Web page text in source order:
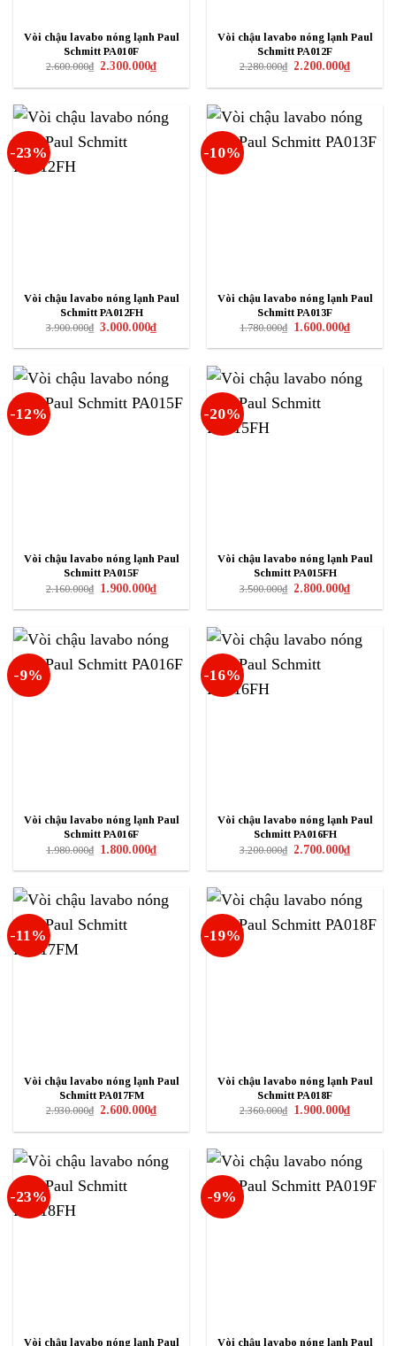
Vòi chậu lavabo nóng lạnh Paul
Schmitt PA010F
2.600.000₫ Giá
là:
2.300.000₫Giá
hiện
tại
Vòi chậu lavabo nóng lạnh Paul
Schmitt PA012F
2.280.000₫ Giá
là:
2.200.000₫Giá
hiện
tại
-23%
Vòi chậu lavabo nóng lạnh Paul
Schmitt PA012FH
3.900.000₫ Giá
là:
3.000.000₫Giá
hiện
tại
-10%
Vòi chậu lavabo nóng lạnh Paul
Schmitt PA013F
1.780.000₫ Giá
là:
1.600.000₫Giá
hiện
tại
-12%
Vòi chậu lavabo nóng lạnh Paul
Schmitt PA015F
2.160.000₫ Giá
là:
1.900.000₫Giá
hiện
tại
-20%
Vòi chậu lavabo nóng lạnh Paul
Schmitt PA015FH
3.500.000₫ Giá
là:
2.800.000₫Giá
hiện
tại
-9%
Vòi chậu lavabo nóng lạnh Paul
Schmitt PA016F
1.980.000₫ Giá
là:
1.800.000₫Giá
hiện
tại
-16%
Vòi chậu lavabo nóng lạnh Paul
Schmitt PA016FH
3.200.000₫ Giá
là:
2.700.000₫Giá
hiện
tại
-11%
Vòi chậu lavabo nóng lạnh Paul
Schmitt PA017FM
2.930.000₫ Giá
là:
2.600.000₫Giá
hiện
tại
-19%
Vòi chậu lavabo nóng lạnh Paul
Schmitt PA018F
2.360.000₫ Giá
là:
1.900.000₫Giá
hiện
tại
-23%
Vòi chậu lavabo nóng lạnh Paul
-9%
Vòi chậu lavabo nóng lạnh Paul